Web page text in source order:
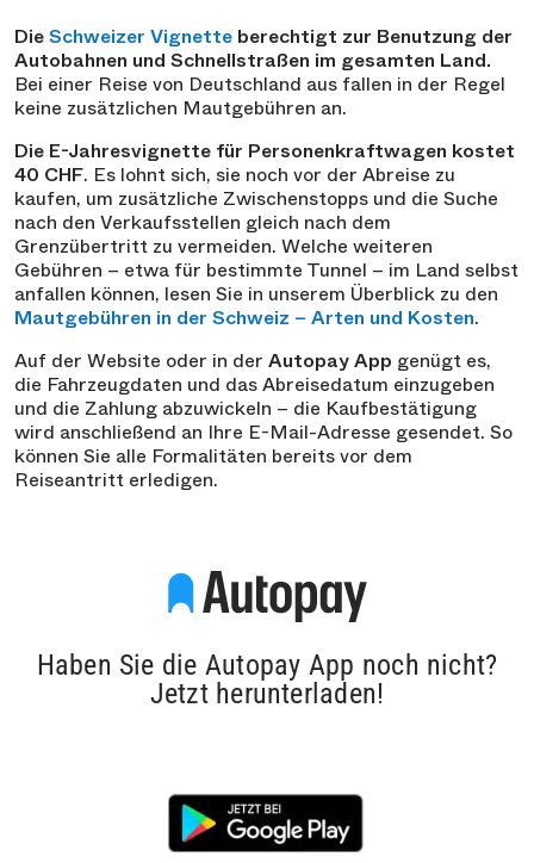
DieSchweizer Vignette berechtigt zur Benutzung der
Autobahnen und Schnellstraßen im gesamten Land.
Bei einer Reise von Deutschland aus fallen in der Regel
keine zusätzlichen Mautgebühren an.
Die E-Jahresvignette für Personenkraftwagen kostet
40 CHF. Es lohnt sich, sie noch vor der Abreise zu
kaufen, um zusätzliche Zwischenstopps und die Suche
nach den Verkaufsstellen gleich nach dem
Grenzübertritt zu vermeiden. Welche weiteren
Gebühren – etwa für bestimmte Tunnel – im Land selbst
anfallen können, lesen Sie in unserem Überblick zu den
Mautgebühren in der Schweiz – Arten und Kosten.
Auf der Website oder in der Autopay App genügt es,
die Fahrzeugdaten und das Abreisedatum einzugeben
und die Zahlung abzuwickeln – die Kaufbestätigung
wird anschließend an Ihre E-Mail-Adresse gesendet. So
können Sie alle Formalitäten bereits vor dem
Reiseantritt erledigen.
Haben Sie die Autopay App noch nicht?
Jetzt herunterladen!